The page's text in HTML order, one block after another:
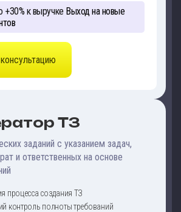
+30% к выручке Выход на новые
ТЗ
заданий с указанием задач,
и ответственных на основе
процесса создания ТЗ
контроль полноты требований